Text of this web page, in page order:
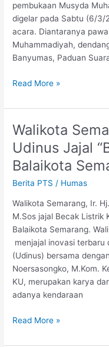
pembukaan Musyda
digelar pada Sabtu (6/3/
acara. Diantaranya
Muhammadiyah,
Banyumas, Paduan
Read More »
Walikota
Udinus Jajal
Balaikota
Berita PTS / Humas
Walikota Semarang, Ir.
M.Sos jajal Becak Listrik
Balaikota Semarang.
menjajal inovasi
(Udinus) bersama
Noersasongko, M.Kom.
KU, merupakan karya
adanya kendaraan
Walikota
Semarang
Dan
Rektor
Udinus
“Becik-
Ku”
Putari
Balaikota
Semarang
Read More »